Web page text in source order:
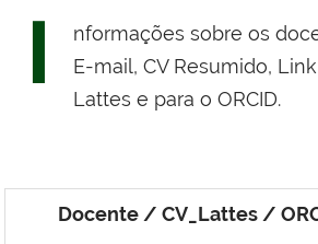
I
nformações sobre os
E-mail, CV Resumido,
Lattes e para o ORCID.
Docente / CV_Lattes /